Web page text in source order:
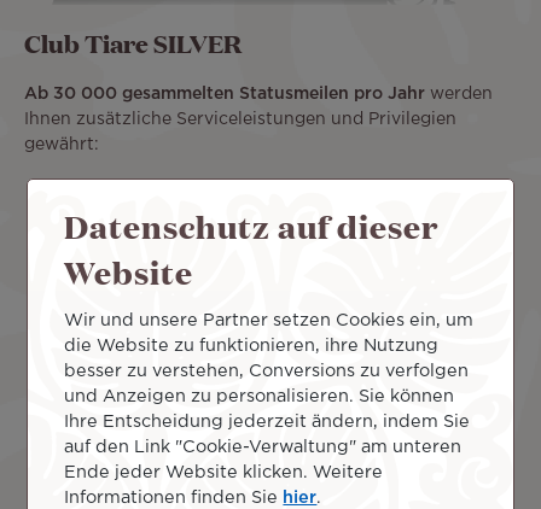
Club Tiare SILVER
Ab 30 000 gesammelten Statusmeilen pro Jahr werden
Ihnen zusätzliche Serviceleistungen und Privilegien
gewährt:
Zugang zum Check-in-Schalter der Business Class
Ein zusätzliches Gepäckstück auf Flügen mit Air
Tahiti Nui
Eine eigens hierfür vorgesehene Telefonleitung in
Papeete (+ 689 40 47 67 77) und Paris (+33 (0)9 71
07 93 75).
Datenschutz auf dieser
Website
Wir und unsere Partner setzen Cookies ein, um
die Website zu funktionieren, ihre Nutzung
besser zu verstehen, Conversions zu verfolgen
und Anzeigen zu personalisieren. Sie können
Ihre Entscheidung jederzeit ändern, indem Sie
auf den Link "Cookie-Verwaltung" am unteren
Ende jeder Website klicken. Weitere
Informationen finden Sie hier.